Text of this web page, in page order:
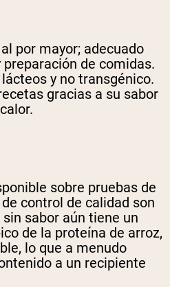
por mayor; adecuado
de comidas.
y no transgénico.
gracias a su sabor
sobre pruebas de
control de calidad son
sabor aún tiene un
de la proteína de arroz,
lo que a menudo
a un recipiente